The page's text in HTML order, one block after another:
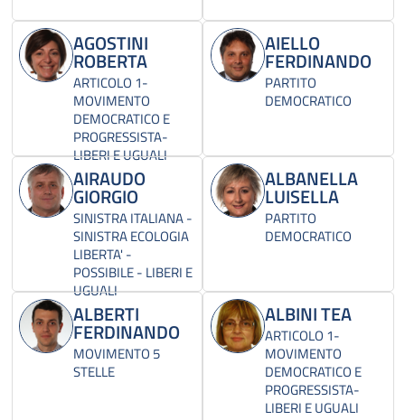
AGOSTINI
ROBERTA
ARTICOLO 1-
MOVIMENTO
DEMOCRATICO E
PROGRESSISTA-
LIBERI E UGUALI
AIELLO
FERDINANDO
PARTITO
DEMOCRATICO
AIRAUDO
GIORGIO
SINISTRA ITALIANA -
SINISTRA ECOLOGIA
LIBERTA' -
POSSIBILE - LIBERI E
UGUALI
ALBANELLA
LUISELLA
PARTITO
DEMOCRATICO
ALBERTI
FERDINANDO
MOVIMENTO 5
STELLE
ALBINI TEA
ARTICOLO 1-
MOVIMENTO
DEMOCRATICO E
PROGRESSISTA-
LIBERI E UGUALI